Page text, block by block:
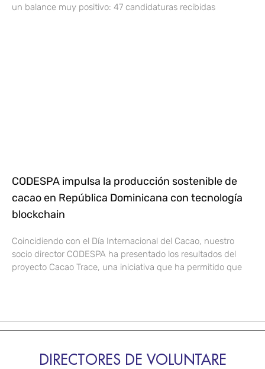
un balance muy positivo: 47 candidaturas recibidas
CODESPA impulsa la producción sostenible de
cacao en República Dominicana con tecnología
blockchain
Coincidiendo con el Día Internacional del Cacao, nuestro
socio director CODESPA ha presentado los resultados del
proyecto Cacao Trace, una iniciativa que ha permitido que
DIRECTORES DE VOLUNTARE